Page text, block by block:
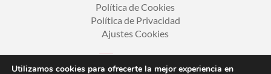
Política de Cookies
Política de Privacidad
Ajustes Cookies
Utilizamos cookies para ofrecerte la mejor experiencia en